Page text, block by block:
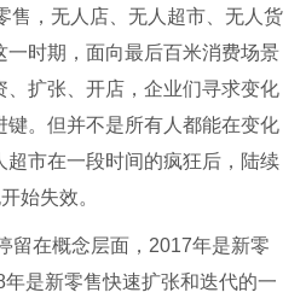
售，无人店、无人超市、无人货
时期，面向最后百米消费场景
、扩张、开店，企业们寻求变化
键。但并不是所有人都能在变化
超市在一段时间的疯狂后，陆续
始失效。
留在概念层面，2017年是新零
年是新零售快速扩张和迭代的一